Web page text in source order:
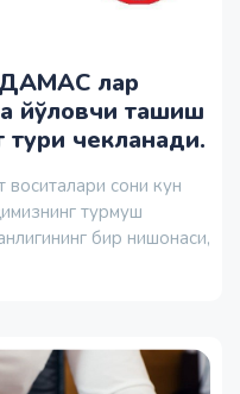
ДАМАС лар
йўловчи ташиш
чекланади.
воситалари сони кун
турмуш
бир нишонаси,